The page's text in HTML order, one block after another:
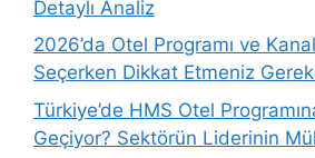
Detaylı Analiz
2026’da Otel Programı ve
Seçerken Dikkat Etmeniz
Türkiye’de HMS Otel
Geçiyor? Sektörün Liderinin